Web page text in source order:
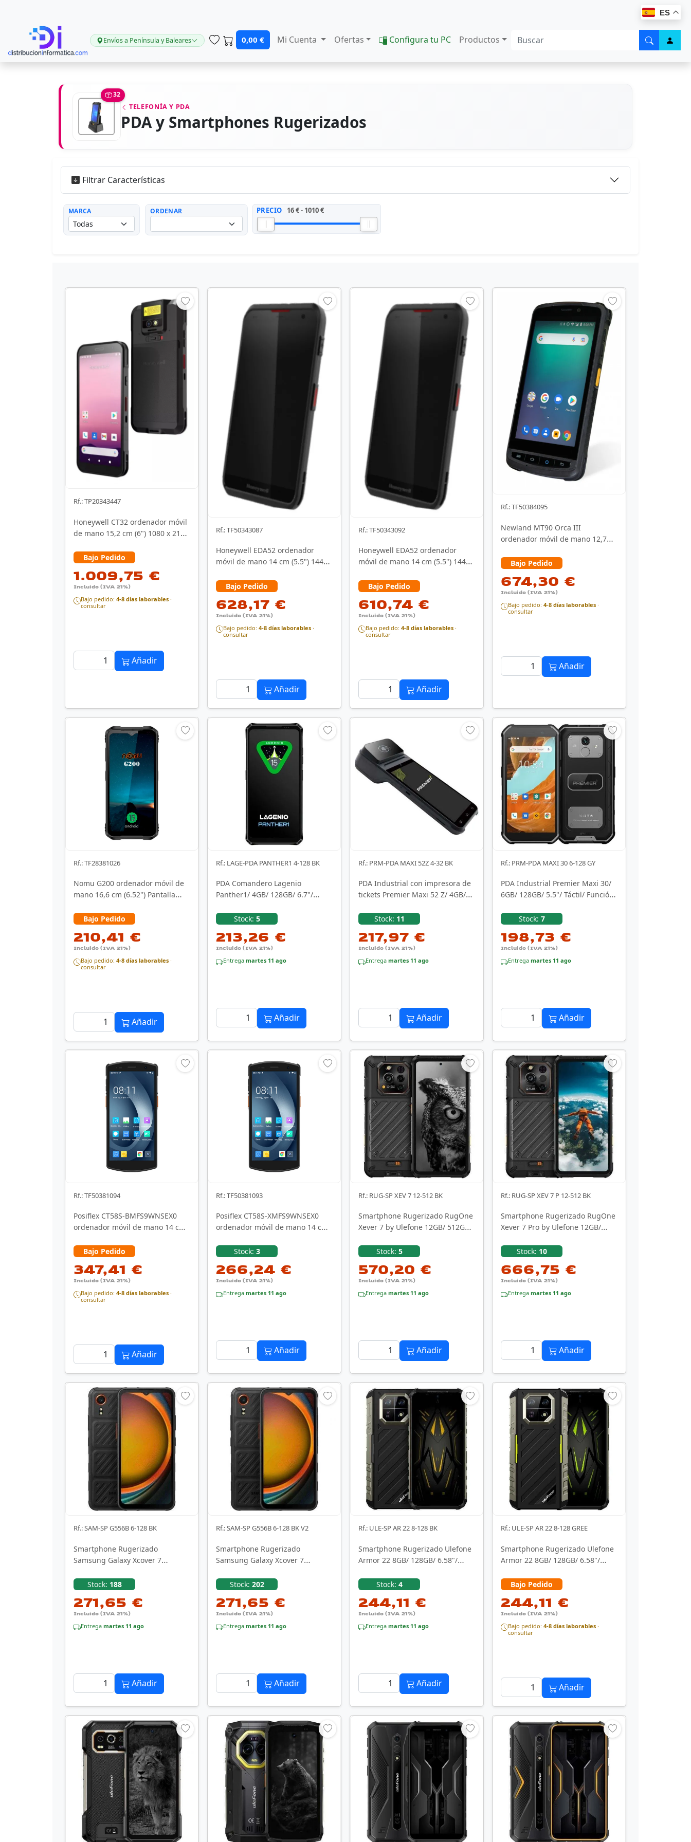
ES
Envíos a Península y Baleares 0,00 € Mi Cuenta Ofertas Configura tu PC Productos
32
TELEFONÍA Y PDA
PDA y Smartphones Rugerizados
Filtrar Características
MARCA ORDENAR PRECIO 16 € - 1010 €
Rf.: TP20343447
Honeywell CT32 ordenador móvil
de mano 15,2 cm (6") 1080 x 2160
Bajo Pedido
1.009,75 €
Incluido (IVA 21%)
Bajo pedido: 4-8 días laborables ·
consultar
Añadir
Rf.: TF50343087
Honeywell EDA52 ordenador
móvil de mano 14 cm (5.5") 1440
Bajo Pedido
628,17 €
Incluido (IVA 21%)
Bajo pedido: 4-8 días laborables ·
consultar
Añadir
Rf.: TF50343092
Honeywell EDA52 ordenador
móvil de mano 14 cm (5.5") 1440
Bajo Pedido
610,74 €
Incluido (IVA 21%)
Bajo pedido: 4-8 días laborables ·
consultar
Añadir
Rf.: TF50384095
Newland MT90 Orca III
ordenador móvil de mano 12,7
Bajo Pedido
674,30 €
Incluido (IVA 21%)
Bajo pedido: 4-8 días laborables ·
consultar
Añadir
Rf.: TF28381026
Nomu G200 ordenador móvil de
mano 16,6 cm (6.52") Pantalla
Bajo Pedido
210,41 €
Incluido (IVA 21%)
Bajo pedido: 4-8 días laborables ·
consultar
Añadir
Rf.: LAGE-PDA PANTHER1 4-128 BK
PDA Comandero Lagenio
Panther1/ 4GB/ 128GB/ 6.7"/
Stock: 5
213,26 €
Incluido (IVA 21%)
Entrega martes 11 ago
Añadir
Rf.: PRM-PDA MAXI 52Z 4-32 BK
PDA Industrial con impresora de
tickets Premier Maxi 52 Z/ 4GB/
Stock: 11
217,97 €
Incluido (IVA 21%)
Entrega martes 11 ago
Añadir
Rf.: PRM-PDA MAXI 30 6-128 GY
PDA Industrial Premier Maxi 30/
6GB/ 128GB/ 5.5"/ Táctil/ Función
Stock: 7
198,73 €
Incluido (IVA 21%)
Entrega martes 11 ago
Añadir
Rf.: TF50381094
Posiflex CT58S-BMFS9WNSEX0
ordenador móvil de mano 14 cm
Bajo Pedido
347,41 €
Incluido (IVA 21%)
Bajo pedido: 4-8 días laborables ·
consultar
Añadir
Rf.: TF50381093
Posiflex CT58S-XMFS9WNSEX0
ordenador móvil de mano 14 cm
Stock: 3
266,24 €
Incluido (IVA 21%)
Entrega martes 11 ago
Añadir
Rf.: RUG-SP XEV 7 12-512 BK
Smartphone Rugerizado RugOne
Xever 7 by Ulefone 12GB/ 512GB/
Stock: 5
570,20 €
Incluido (IVA 21%)
Entrega martes 11 ago
Añadir
Rf.: RUG-SP XEV 7 P 12-512 BK
Smartphone Rugerizado RugOne
Xever 7 Pro by Ulefone 12GB/
Stock: 10
666,75 €
Incluido (IVA 21%)
Entrega martes 11 ago
Añadir
Rf.: SAM-SP G556B 6-128 BK
Smartphone Rugerizado
Samsung Galaxy Xcover 7
Stock: 188
271,65 €
Incluido (IVA 21%)
Entrega martes 11 ago
Añadir
Rf.: SAM-SP G556B 6-128 BK V2
Smartphone Rugerizado
Samsung Galaxy Xcover 7
Stock: 202
271,65 €
Incluido (IVA 21%)
Entrega martes 11 ago
Añadir
Rf.: ULE-SP AR 22 8-128 BK
Smartphone Rugerizado Ulefone
Armor 22 8GB/ 128GB/ 6.58"/
Stock: 4
244,11 €
Incluido (IVA 21%)
Entrega martes 11 ago
Añadir
Rf.: ULE-SP AR 22 8-128 GREE
Smartphone Rugerizado Ulefone
Armor 22 8GB/ 128GB/ 6.58"/
Bajo Pedido
244,11 €
Incluido (IVA 21%)
Bajo pedido: 4-8 días laborables ·
consultar
Añadir